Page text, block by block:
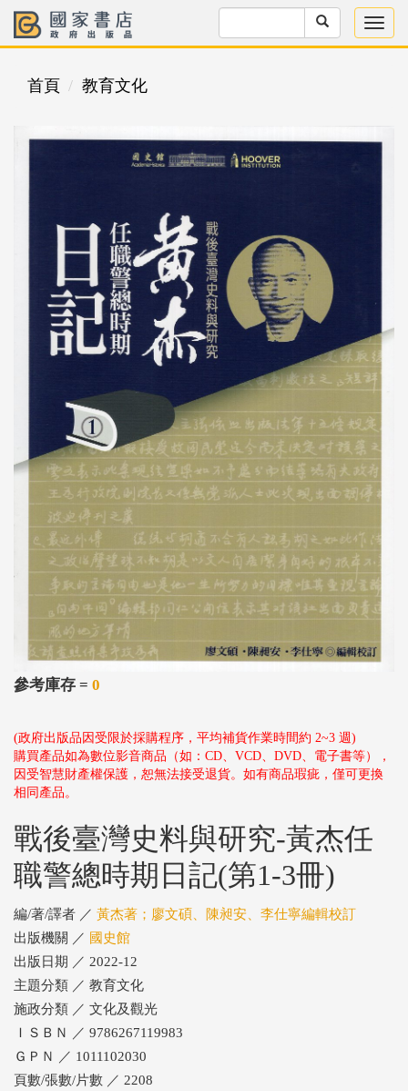
首頁 教育文化
參考庫存 = 0
(政府出版品因受限於採購程序，平均補貨作業時間約 2~3 週)
購買產品如為數位影音商品（如：CD、VCD、DVD、電子書等），
因受智慧財產權保護，恕無法接受退貨。如有商品瑕疵，僅可更換
相同產品。
戰後臺灣史料與研究-黃杰任
職警總時期日記(第1-3冊)
編/著/譯者 ／ 黃杰著；廖文碩、陳昶安、李仕寧編輯校訂
出版機關 ／ 國史館
出版日期 ／ 2022-12
主題分類 ／ 教育文化
施政分類 ／ 文化及觀光
ＩＳＢＮ ／ 9786267119983
ＧＰＮ ／ 1011102030
頁數/張數/片數 ／ 2208